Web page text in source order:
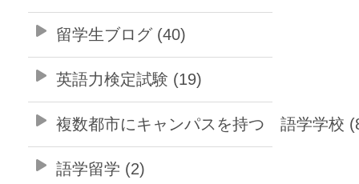
留学生ブログ (40)
英語力検定試験 (19)
複数都市にキャンパスを持つ 語学学校
語学留学 (2)